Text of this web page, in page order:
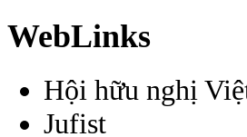
WebLinks
Hội hữu nghị
Jufist